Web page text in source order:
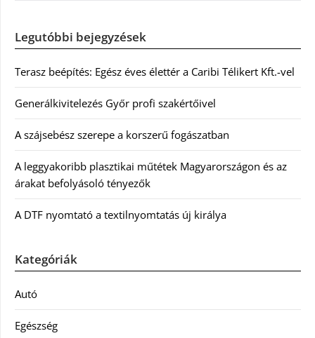
Legutóbbi bejegyzések
Terasz beépítés: Egész éves élettér a Caribi Télikert Kft.-vel
Generálkivitelezés Győr profi szakértőivel
A szájsebész szerepe a korszerű fogászatban
A leggyakoribb plasztikai műtétek Magyarországon és az
árakat befolyásoló tényezők
A DTF nyomtató a textilnyomtatás új királya
Kategóriák
Autó
Egészség